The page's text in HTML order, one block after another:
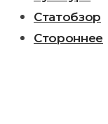
Статобзор
Стороннее